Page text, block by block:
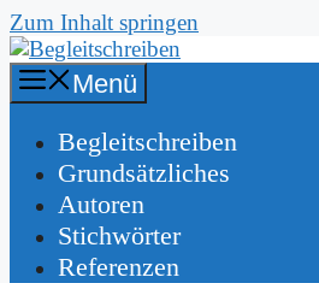
Zum Inhalt springen
Menü
Be­gleit­schrei­ben
Grund­sätz­li­ches
Au­toren
Stich­wör­ter
Re­fe­ren­zen